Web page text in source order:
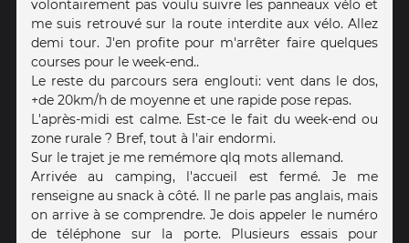
volontairement pas voulu suivre les panneaux vélo et
me suis retrouvé sur la route interdite aux vélo. Allez
demi tour. J'en profite pour m'arrêter faire quelques
courses pour le week-end..
Le reste du parcours sera englouti: vent dans le dos,
+de 20km/h de moyenne et une rapide pose repas.
L'après-midi est calme. Est-ce le fait du week-end ou
zone rurale ? Bref, tout à l'air endormi.
Sur le trajet je me remémore qlq mots allemand.
Arrivée au camping, l'accueil est fermé. Je me
renseigne au snack à côté. Il ne parle pas anglais, mais
on arrive à se comprendre. Je dois appeler le numéro
de téléphone sur la porte. Plusieurs essais pour